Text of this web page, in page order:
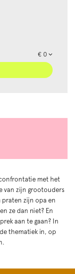
€ 0
met het
van zijn grootouders
praten zijn opa en
ze dan niet? En
aan te gaan? In
thematiek in, op